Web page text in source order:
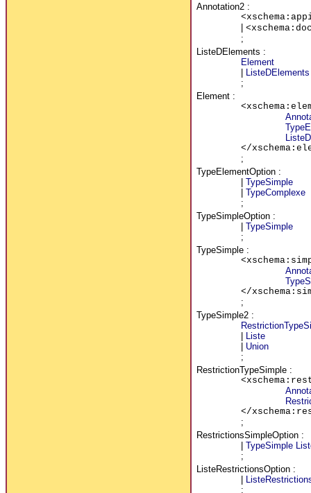
Annotation2:
|
;
ListeDElements :
Element
| ListeDElements
;
Element:
</
;
TypeElementOption:
| TypeSimple
| TypeComplexe
;
TypeSimpleOption:
| TypeSimple
;
TypeSimple:
</
;
TypeSimple2:
| Liste
| Union
;
RestrictionTypeSimple:
</
;
RestrictionsSimpleOption:
| TypeSimple
;
ListeRestrictionsOption:
|
;